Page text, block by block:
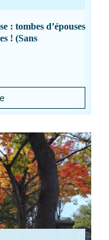
: tombes d’épouses
! (Sans